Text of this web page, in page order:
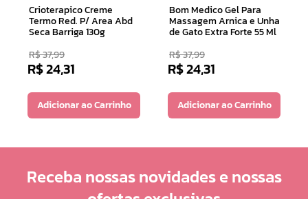
Crioterapico Creme
Termo Red. P/ Area Abd
Seca Barriga 130g
R$37,99
R$24,31
Adicionar ao Carrinho
Bom Medico Gel Para
Massagem Arnica e Unha
de Gato Extra Forte 55 Ml
R$37,99
R$24,31
Adicionar ao Carrinho
Receba nossas novidades e nossas